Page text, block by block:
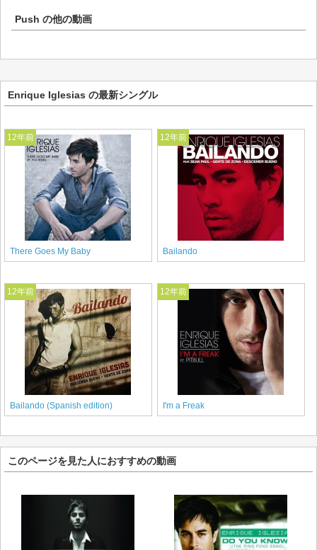
Push の他の動画
Enrique Iglesias の最新シングル
12年前
There Goes My Baby
12年前
Bailando
12年前
Bailando (Spanish edition)
12年前
I'm a Freak
このページを見た人におすすめの動画